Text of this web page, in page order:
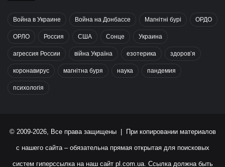
Война в Украине Война на Донбассе Магнітні бурі ОРДО
ОРЛО Россия США Сонце Украина
агрессия России війна Україна езотерика здоров’я
коронавирус магнітна буря наука пандемия
психологія
© 2009-2026, Все права защищены | При копировании материалов
с нашего сайта – обязательна прямая открытая для поисковых
систем гиперссылка на наш сайт pl.com.ua. Ссылка должна быть